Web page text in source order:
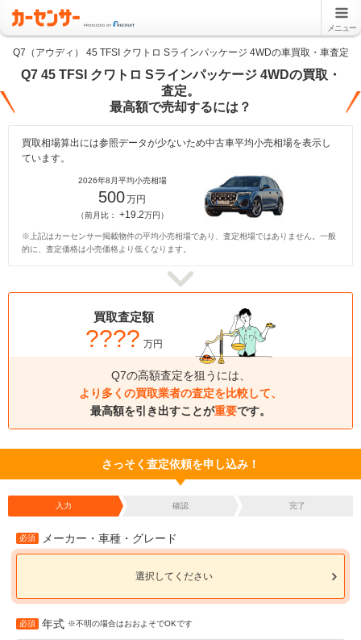
メニュー
Q7（アウディ） 45 TFSI クワトロ Sラインパッケージ 4WDの車買取・車査定
Q7 45 TFSI クワトロ Sラインパッケージ 4WDの買取・
査定。
最高額で売却するには？
買取相場算出には参照データが少ないため中古車平均小売相場を表示し
ています。
2026年8月平均小売相場
500万円
（前月比： +19.2万円）
※上記はカーセンサー掲載物件の平均小売相場であり、査定相場ではありません。一般
的に、査定価格は小売価格より低くなります。
買取査定額
???? 万円
Q7の高額査定を狙うには、
より多くの買取業者の査定を比較して、
最高額を引き出すことが重要です。
さっそく査定依頼を申し込み！
入力 確認 完了
必須 メーカー・車種・グレード
選択してください
必須 年式 ※不明の場合はおおよそでOKです